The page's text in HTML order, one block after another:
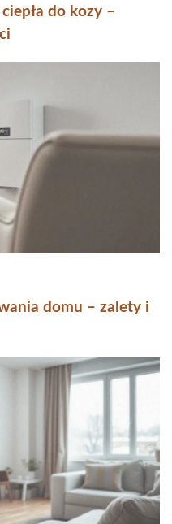
do kozy –
domu – zalety i